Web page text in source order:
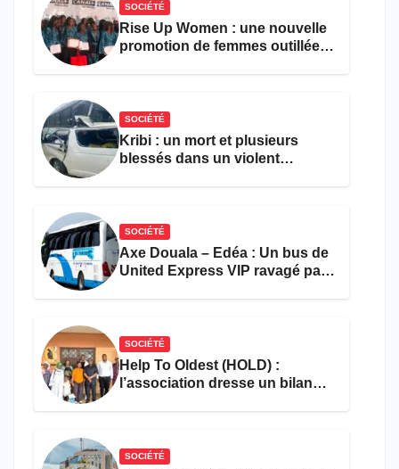
SOCIÉTÉ
Rise Up Women : une nouvelle
promotion de femmes outillées
SOCIÉTÉ
Kribi : un mort et plusieurs
blessés dans un violent
SOCIÉTÉ
Axe Douala – Edéa : Un bus de
United Express VIP ravagé par
SOCIÉTÉ
Help To Oldest (HOLD) :
l’association dresse un bilan
SOCIÉTÉ